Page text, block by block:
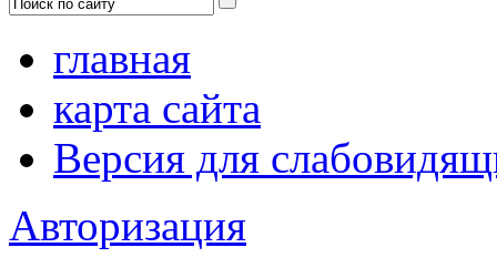
главная
карта сайта
Версия для
Авторизация